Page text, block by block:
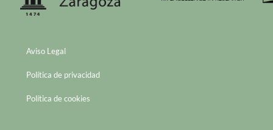
Aviso Legal
Política de privacidad
Política de cookies